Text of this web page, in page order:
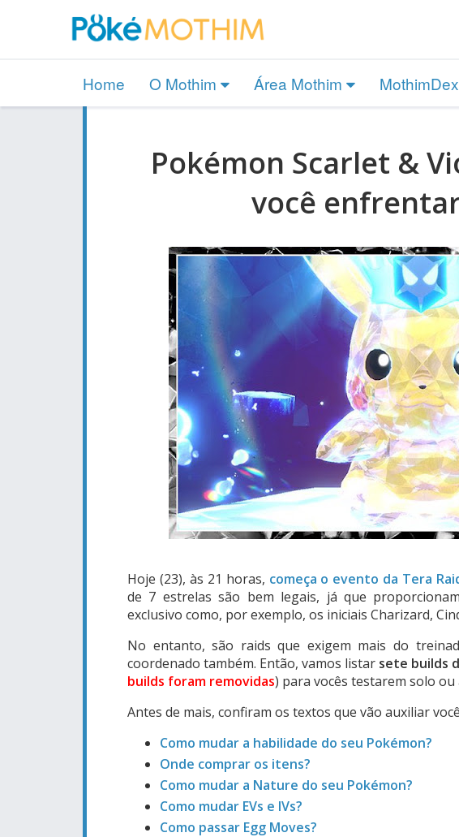
Home O Mothim Área Mothim MothimDex
Pokémon Scarlet &
você
Hoje (23), às 21 horas, começa o evento da Tera
de 7 estrelas são bem legais, já que
exclusivo como, por exemplo, os iniciais Charizard,
No entanto, são raids que exigem mais do
coordenado também. Então, vamos listar sete builds
builds foram removidas) para vocês testarem solo ou
Antes de mais, confiram os textos que vão auxiliar
Como mudar a habilidade do seu Pokémon?
Onde comprar os itens?
Como mudar a Nature do seu Pokémon?
Como mudar EVs e IVs?
Como passar Egg Moves?